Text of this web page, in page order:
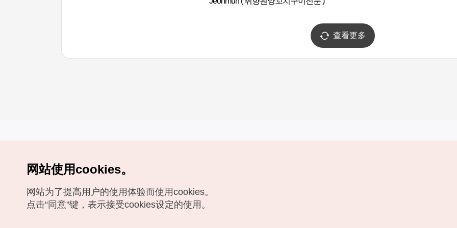
查看更多
如有相关疑问或建议，欢迎来信。VISITKOREA官方邮箱
chnsim@knto.or.kr
网站使用cookies。
网站为了提高用户的使用体验而使用cookies。
点击“同意"键，表示接受cookies设定的使用。